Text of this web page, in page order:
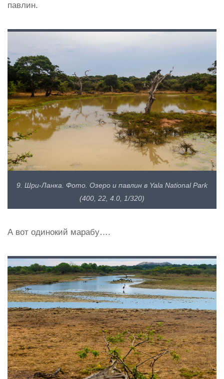
павлин.
9. Шри-Ланка. Фото. Озеро и павлин в Yala National Park
(400, 22, 4.0, 1/320)
А вот одинокий марабу….